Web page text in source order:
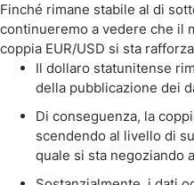
Finché rimane stabile al di
continueremo a vedere che il
coppia EUR/USD si sta
Il dollaro statunitense
della pubblicazione dei
Di conseguenza, la
scendendo al livello di
quale si sta negoziando